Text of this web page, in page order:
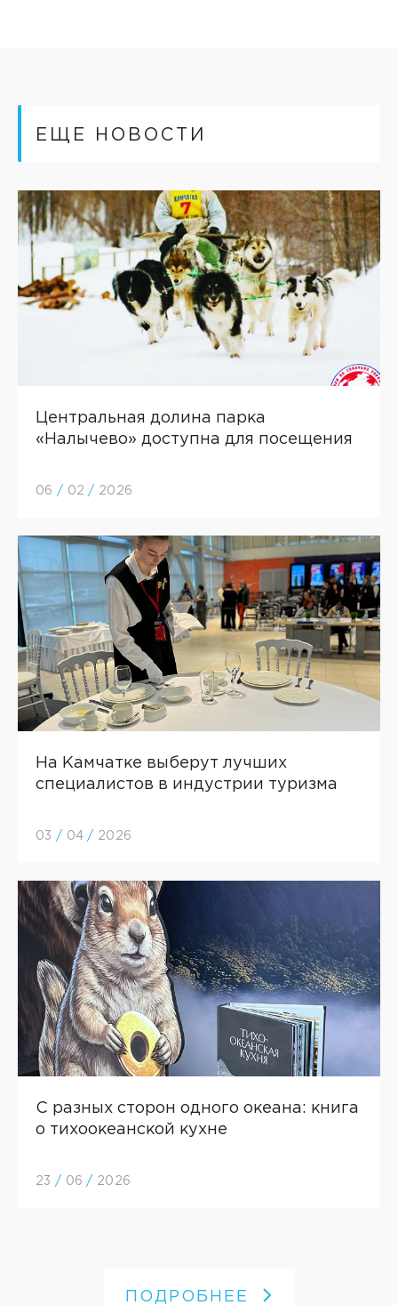
ЕЩЕ НОВОСТИ
Центральная долина парка
«Налычево» доступна для посещения
06 / 02 / 2026
На Камчатке выберут лучших
специалистов в индустрии туризма
03 / 04 / 2026
C разных сторон одного океана: книга
о тихоокеанской кухне
23 / 06 / 2026
ПОДРОБНЕЕ